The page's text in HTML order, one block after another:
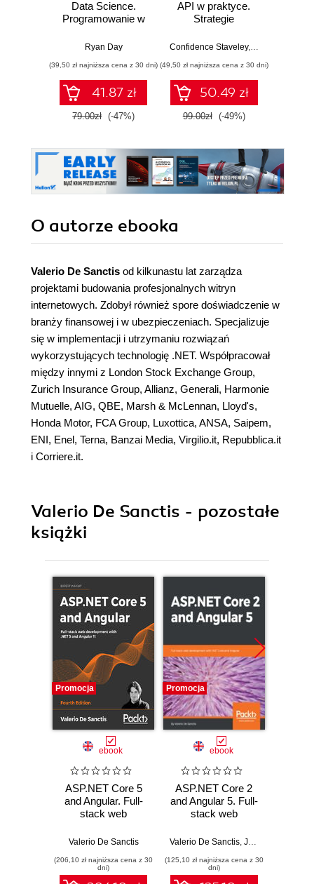
Data Science.
Programowanie w
użyciem FastAPI
Ryan Day
(39,50 zł najniższa cena z 30 dni)
41.87 zł
79.00zł (-47%)
API w praktyce.
Strategie
defensywne, testy
bezpieczna
implementacja
interfejsów API
Confidence Staveley,
(49,50 zł najniższa cena z 30 dni)
50.49 zł
99.00zł (-49%)
O autorze ebooka
Valerio De Sanctis od kilkunastu lat zarządza
projektami budowania profesjonalnych witryn
internetowych. Zdobył również spore doświadczenie w
branży finansowej i w ubezpieczeniach. Specjalizuje
się w implementacji i utrzymaniu rozwiązań
wykorzystujących technologię .NET. Współpracował
między innymi z London Stock Exchange Group,
Zurich Insurance Group, Allianz, Generali, Harmonie
Mutuelle, AIG, QBE, Marsh & McLennan, Lloyd's,
Honda Motor, FCA Group, Luxottica, ANSA, Saipem,
ENI, Enel, Terna, Banzai Media, Virgilio.it, Repubblica.it
i Corriere.it.
Valerio De Sanctis - pozostałe
książki
Promocja
ebook
ASP.NET Core 5
and Angular. Full-
stack web
.NET 5 and Angular
Valerio De Sanctis
(206,10 zł najniższa cena z 30
dni)
Promocja
ebook
ASP.NET Core 2
and Angular 5. Full-
stack web
.NET Core and
Valerio De Sanctis, Jürgen Gutsch
(125,10 zł najniższa cena z 30
dni)